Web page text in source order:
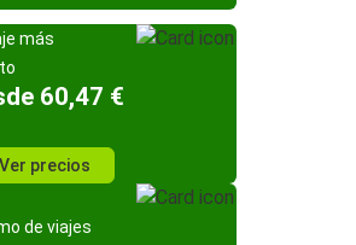
más
60,47 €
Ver precios
de viajes